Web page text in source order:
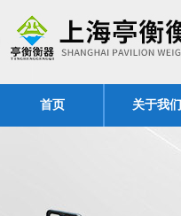
首页 关于我们